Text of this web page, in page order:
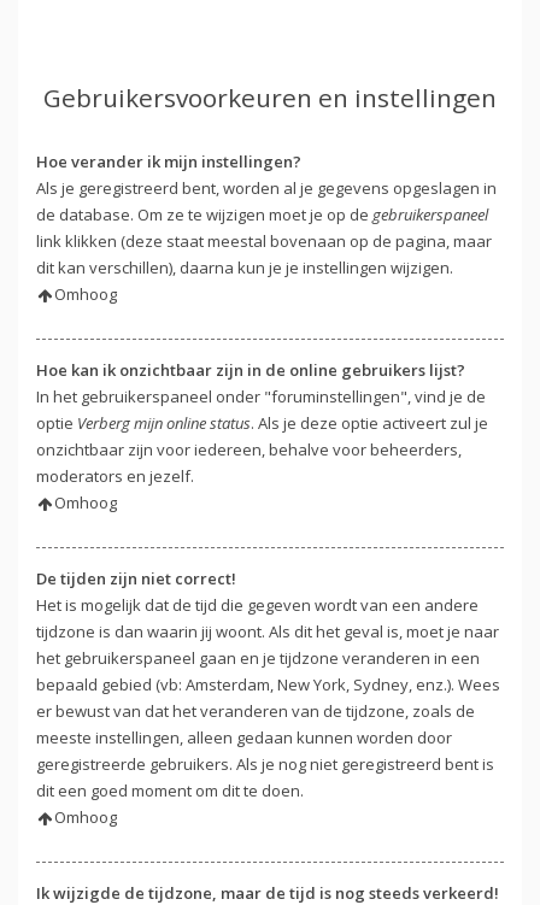
Gebruikersvoorkeuren en instellingen
Hoe verander ik mijn instellingen?
Als je geregistreerd bent, worden al je gegevens opgeslagen in
de database. Om ze te wijzigen moet je op de gebruikerspaneel
link klikken (deze staat meestal bovenaan op de pagina, maar
dit kan verschillen), daarna kun je je instellingen wijzigen.
Omhoog
Hoe kan ik onzichtbaar zijn in de online gebruikers lijst?
In het gebruikerspaneel onder "foruminstellingen", vind je de
optie Verberg mijn online status. Als je deze optie activeert zul je
onzichtbaar zijn voor iedereen, behalve voor beheerders,
moderators en jezelf.
Omhoog
De tijden zijn niet correct!
Het is mogelijk dat de tijd die gegeven wordt van een andere
tijdzone is dan waarin jij woont. Als dit het geval is, moet je naar
het gebruikerspaneel gaan en je tijdzone veranderen in een
bepaald gebied (vb: Amsterdam, New York, Sydney, enz.). Wees
er bewust van dat het veranderen van de tijdzone, zoals de
meeste instellingen, alleen gedaan kunnen worden door
geregistreerde gebruikers. Als je nog niet geregistreerd bent is
dit een goed moment om dit te doen.
Omhoog
Ik wijzigde de tijdzone, maar de tijd is nog steeds verkeerd!